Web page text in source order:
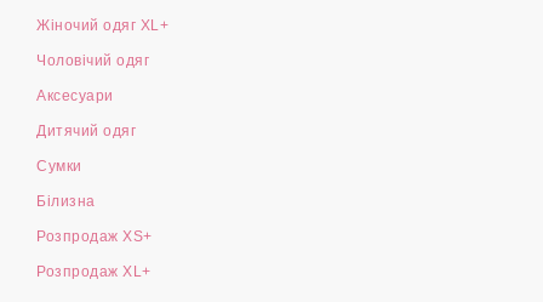
Жіночий одяг XL+
Чоловічий одяг
Аксесуари
Дитячий одяг
Сумки
Білизна
Розпродаж XS+
Розпродаж XL+